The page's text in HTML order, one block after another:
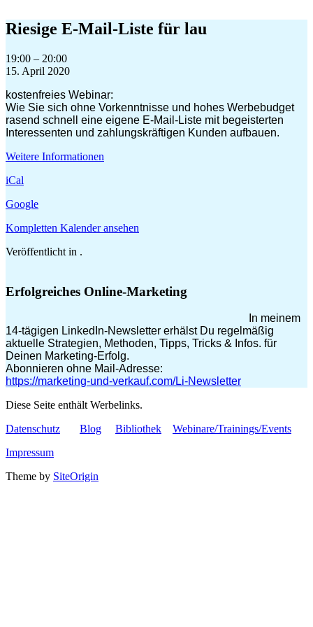
Inhalt
springen
Riesige E-Mail-Liste für lau
Riesige
E-
Liste
für
lau
19:00 – 20:00
15. April 2020
kostenfreies Webinar:
Wie Sie sich ohne Vorkenntnisse und hohes Werbebudget
rasend schnell eine eigene E-Mail-Liste mit begeisterten
Interessenten und zahlungskräftigen Kunden aufbauen.
Weitere Informationen
iCal
Google
Kompletten Kalender ansehen
Veröffentlicht in .
Erfolgreiches Online-Marketing
In meinem
14-tägigen LinkedIn-Newsletter erhälst Du regelmäßig
aktuelle Strategien, Methoden, Tipps, Tricks & Infos. für
Deinen Marketing-Erfolg.
Abonnieren ohne Mail-Adresse:
https://marketing-und-verkauf.com/Li-Newsletter
Diese Seite enthält Werbelinks.
Datenschutz
Blog Bibliothek
Webinare/Trainings/Events
Impressum
Theme by SiteOrigin